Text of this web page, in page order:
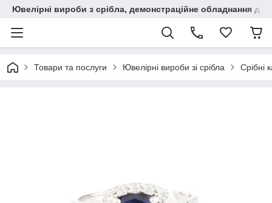
Ювелірні вироби з срібла, демонстраційне обладнання
Товари та послуги Ювелірні вироби зі срібла Срібні